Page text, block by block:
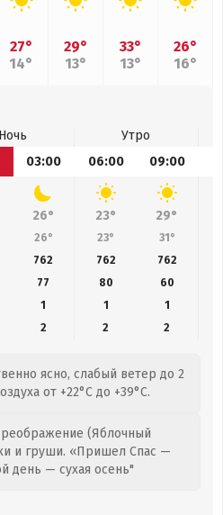
27°
14°
29°
13°
33°
13°
26°
16°
Ночь
Утро
03:00 06:00 09:00
26° 23° 29°
26° 23° 31°
762 762 762
77 80 60
1 1
1
2 2 2
ясно, слабый ветер до 2
от +22°C до +39°C.
(Яблочный
и груши. «Пришел Спас —
день — сухая осень"